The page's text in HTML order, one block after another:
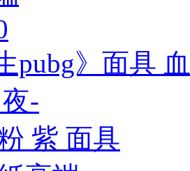
pubg》面具